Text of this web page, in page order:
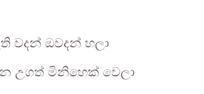
වදන් ඔවදන් හලා
උගත් මිනිහෙක් වෙලා